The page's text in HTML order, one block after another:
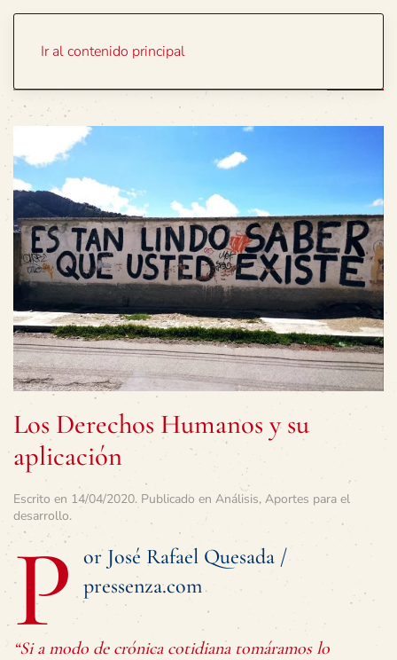
Ir al contenido principal
Los Derechos Humanos y su
aplicación
Escrito en 14/04/2020. Publicado en Análisis, Aportes para el
desarrollo.
P or José Rafael Quesada /
pressenza.com
“Si a modo de crónica cotidiana tomáramos lo